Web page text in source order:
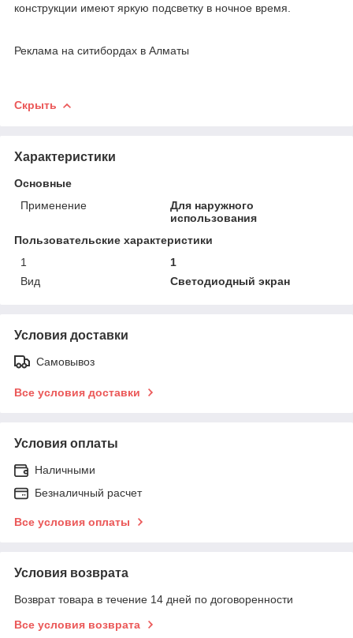
конструкции имеют яркую подсветку в ночное время.
Реклама на ситибордах в Алматы
Скрыть
Характеристики
Основные
Применение
Для наружного
использования
Пользовательские характеристики
1
1
Вид
Светодиодный экран
Условия доставки
Самовывоз
Все условия доставки
Условия оплаты
Наличными
Безналичный расчет
Все условия оплаты
Условия возврата
Возврат товара в течение 14 дней по договоренности
Все условия возврата